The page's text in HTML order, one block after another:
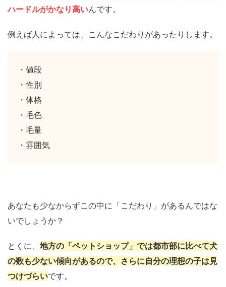
ハードルがかなり高いんです。
例えば人によっては、こんなこだわりがあったりします。
・値段
・性別
・体格
・毛色
・毛量
・雰囲気
あなたも少なからずこの中に「こだわり」があるんではな
いでしょうか？
とくに、 地方の「ペットショップ」では都市部に比べて犬
の数も少ない傾向があるので、さらに自分の理想の子は見
つけづらいです。